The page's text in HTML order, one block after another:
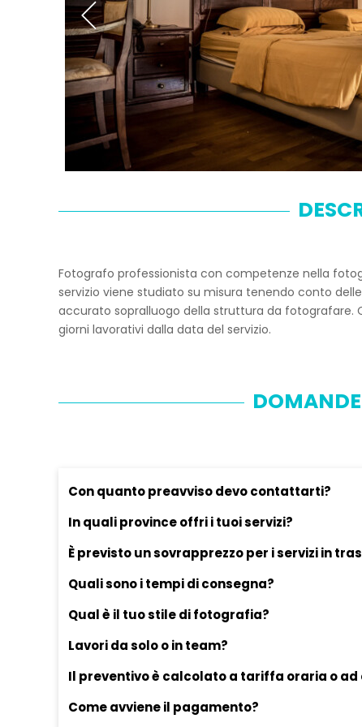
Fotografo professionista con competenze nella
servizio viene studiato su misura tenendo conto
accurato sopralluogo della struttura da fotografare.
giorni lavorativi dalla data del servizio.
Con quanto preavviso devo contattarti?
In quali province offri i tuoi servizi?
È previsto un sovrapprezzo per i servizi in
Quali sono i tempi di consegna?
Qual è il tuo stile di fotografia?
Lavori da solo o in team?
Il preventivo è calcolato a tariffa oraria o ad
Come avviene il pagamento?